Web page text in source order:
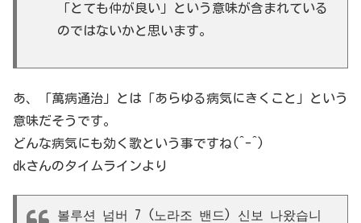
「とても仲が良い」という意味が含まれている
のではないかと思います。
あ、「萬病通治」とは「あらゆる病気にきくこと」という
意味だそうです。
どんな病気にも効く歌という事ですね(^-^)
dkさんのタイムラインより
볼루션 넘버 7 (노라조 밴드) 신보 나왔습니